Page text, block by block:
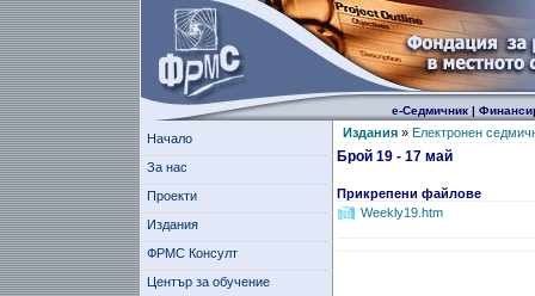
е-Седмичник|
Начало
За нас
Проекти
Издания
ФРМС Консулт
Център за обучение
Издания» Електронен
Брой 19 - 17 май
Прикрепени файлове
Weekly19.htm